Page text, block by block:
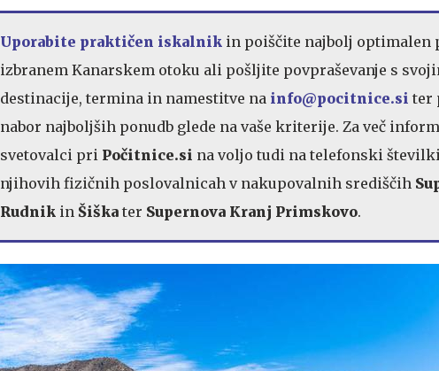
Uporabite praktičen iskalnik in poiščite najbolj optimalen
izbranem Kanarskem otoku ali pošljite povpraševanje s
destinacije, termina in namestitve na info@pocitnice.si ter
nabor najboljših ponudb glede na vaše kriterije. Za več
svetovalci pri Počitnice.si na voljo tudi na telefonski
njihovih fizičnih poslovalnicah v nakupovalnih središčih
Rudnik in Šiška ter Supernova Kranj Primskovo.